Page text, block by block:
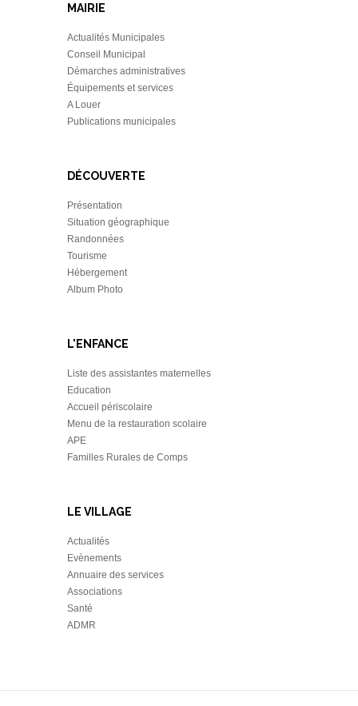
MAIRIE
Actualités Municipales
Conseil Municipal
Démarches administratives
Équipements et services
A Louer
Publications municipales
DÉCOUVERTE
Présentation
Situation géographique
Randonnées
Tourisme
Hébergement
Album Photo
L'ENFANCE
Liste des assistantes maternelles
Education
Accueil périscolaire
Menu de la restauration scolaire
APE
Familles Rurales de Comps
LE VILLAGE
Actualités
Evènements
Annuaire des services
Associations
Santé
ADMR